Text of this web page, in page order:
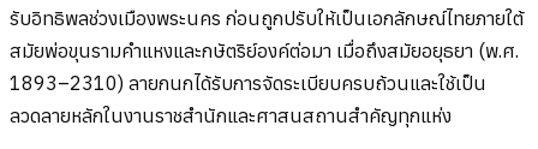
รับอิทธิพลช่วงเมืองพระนคร ก่อนถูกปรับให้เป็นเอกลักษณ์ไทยภายใต้
สมัยพ่อขุนรามคำแหงและกษัตริย์องค์ต่อมา เมื่อถึงสมัยอยุธยา (พ.ศ.
1893–2310) ลายกนกได้รับการจัดระเบียบครบถ้วนและใช้เป็น
ลวดลายหลักในงานราชสำนักและศาสนสถานสำคัญทุกแห่ง